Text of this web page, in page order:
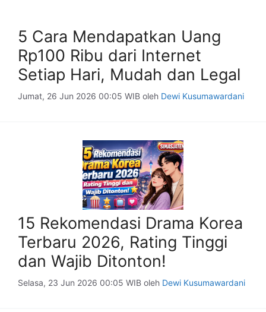
5 Cara Mendapatkan Uang
Rp100 Ribu dari Internet
Setiap Hari, Mudah dan Legal
Jumat, 26 Jun 2026 00:05 WIB oleh Dewi Kusumawardani
15 Rekomendasi Drama Korea
Terbaru 2026, Rating Tinggi
dan Wajib Ditonton!
Selasa, 23 Jun 2026 00:05 WIB oleh Dewi Kusumawardani